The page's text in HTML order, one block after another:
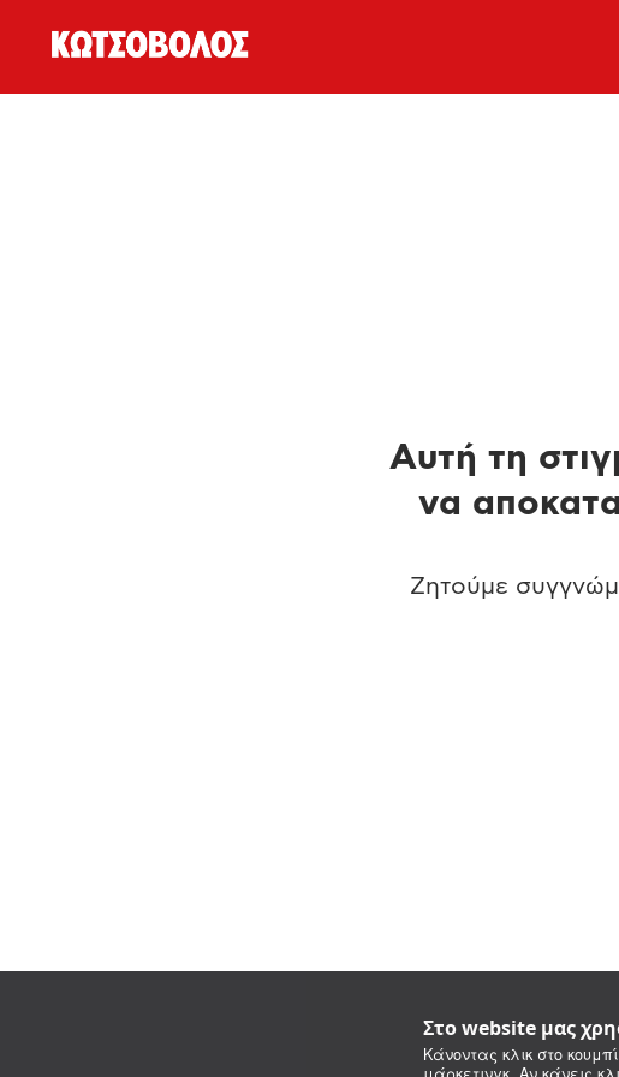
Στο website μας
Κάνοντας κλικ στο
Αυτή τη
να
Ζητούμε